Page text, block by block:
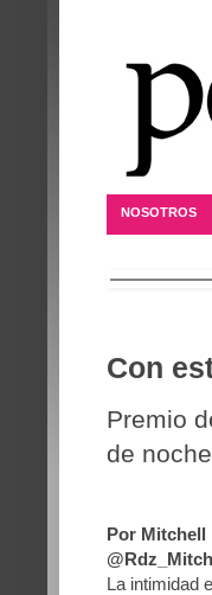
NOSOTROS
Con
Premio
de
Por Mitchell
@Rdz_Mitch
La intimidad